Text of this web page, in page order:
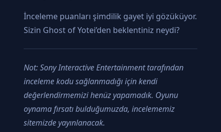
İnceleme puanları şimdilik gayet iyi gözüküyor.
Sizin Ghost of Yotei’den beklentiniz neydi?
Not: Sony Interactive Entertainment tarafından
inceleme kodu sağlanmadığı için kendi
değerlendirmemizi henüz yapamadık. Oyunu
oynama fırsatı bulduğumuzda, incelememiz
sitemizde yayınlanacak.